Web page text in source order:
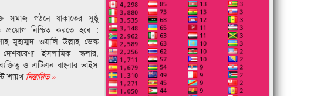
সমাজ গঠনে যাকাতের সুষ্ঠু
প্রয়োগ নিশ্চিত করতে হবে :
মুহাম্মদ ওয়ালি উল্লাহ ডেস্ক
ইসলামিক স্কলার,
ও এটিএন বাংলার ভাইস
শায়খবিস্তারিত »